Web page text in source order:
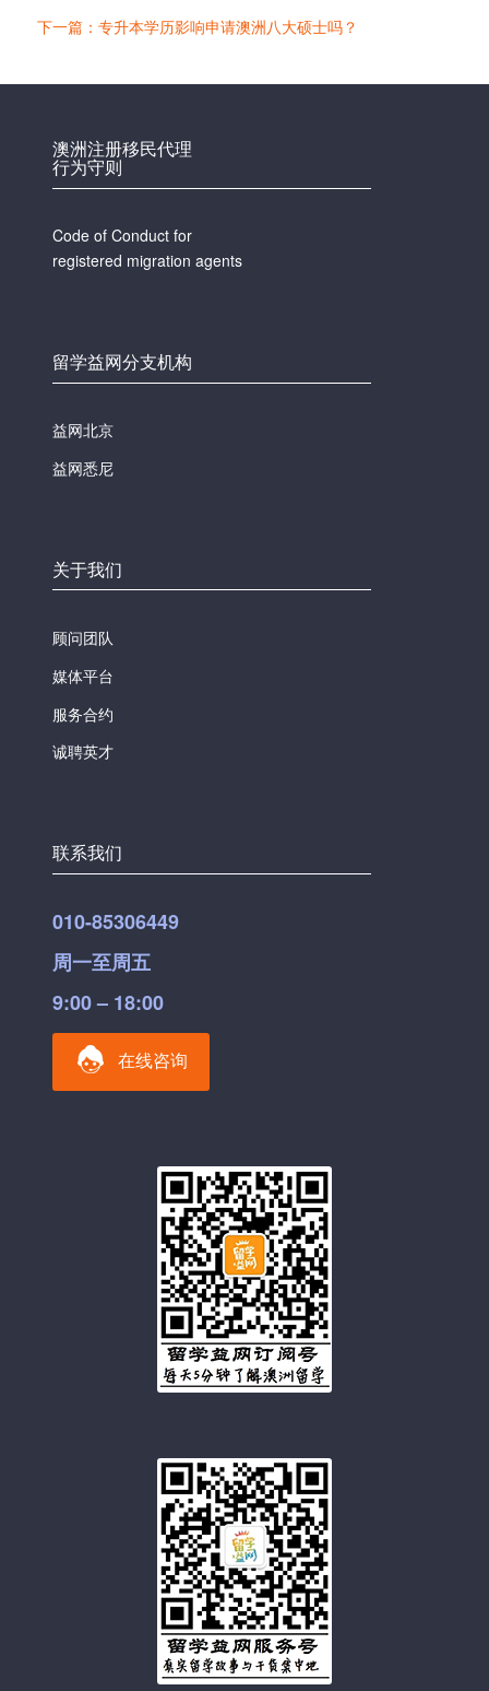
下一篇：专升本学历影响申请澳洲八大硕士吗？
澳洲注册移民代理
行为守则
Code of Conduct for
registered migration agents
留学益网分支机构
益网北京
益网悉尼
关于我们
顾问团队
媒体平台
服务合约
诚聘英才
联系我们
010-85306449
周一至周五
9:00 – 18:00
在线咨询